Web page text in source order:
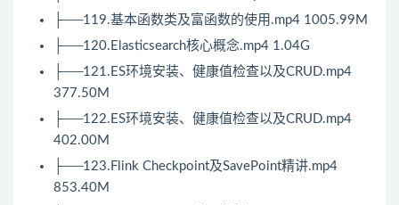
├──119.基本函数类及富函数的使用.mp4 1005.99M
├──120.Elasticsearch核心概念.mp4 1.04G
├──121.ES环境安装、健康值检查以及CRUD.mp4
377.50M
├──122.ES环境安装、健康值检查以及CRUD.mp4
402.00M
├──123.Flink Checkpoint及SavePoint精讲.mp4
853.40M